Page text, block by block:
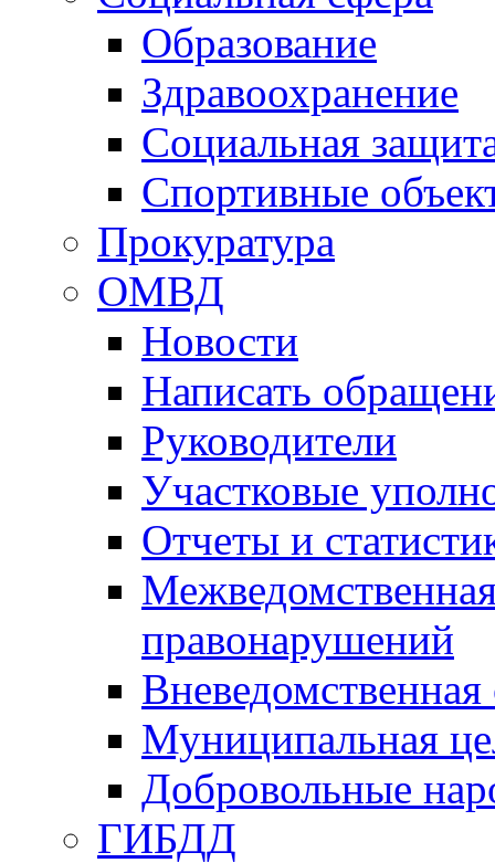
Образование
Здравоохранение
Социальная
Спортивные
Прокуратура
ОМВД
Новости
Написать
Руководители
Участковые
Отчеты и
правонарушений
Вневедомственная
Муниципальная
Добровольные
ГИБДД